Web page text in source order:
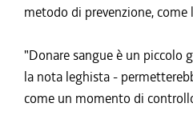
metodo di prevenzione,
"Donare sangue è un piccolo
la nota leghista -
come un momento di